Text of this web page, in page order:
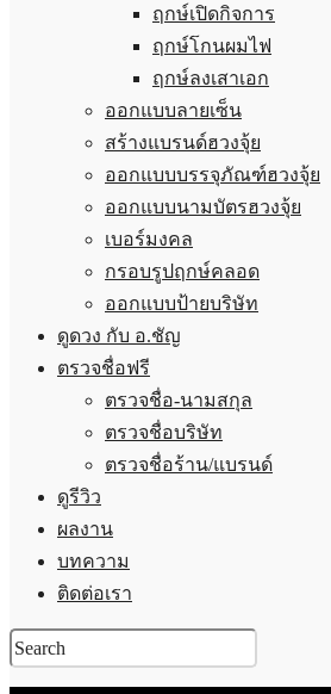
ฤกษ์เปิดกิจการ
ฤกษ์โกนผมไฟ
ฤกษ์ลงเสาเอก
ออกแบบลายเซ็น
สร้างแบรนด์ฮวงจุ้ย
ออกแบบบรรจุภัณฑ์ฮวงจุ้ย
ออกแบบนามบัตรฮวงจุ้ย
เบอร์มงคล
กรอบรูปฤกษ์คลอด
ออกแบบป้ายบริษัท
ดูดวง กับ อ.ชัญ
ตรวจชื่อฟรี
ตรวจชื่อ-นามสกุล
ตรวจชื่อบริษัท
ตรวจชื่อร้าน/แบรนด์
ดูรีวิว
ผลงาน
บทความ
ติดต่อเรา